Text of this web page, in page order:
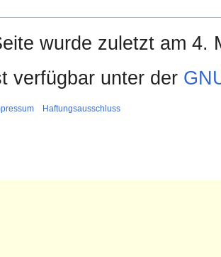
wurde zuletzt am 4.
verfügbar unter der
Haftungsausschluss